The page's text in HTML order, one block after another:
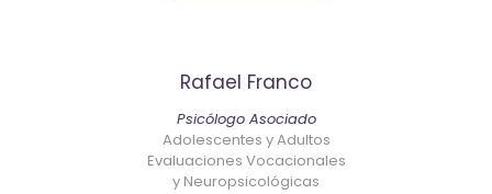
Rafael Franco
Psicólogo Asociado
Adolescentes y Adultos
Evaluaciones Vocacionales
y Neuropsicológicas